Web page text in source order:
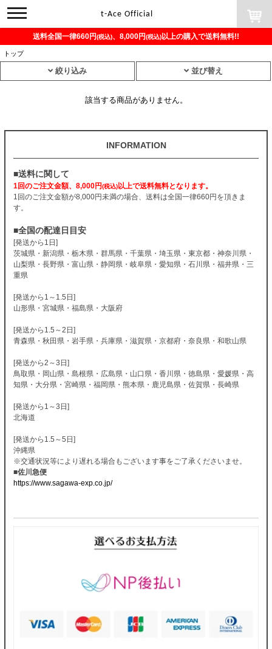
toggle
navigation
t-Ace Official
送料全国一律660円(税込)、8,000円(税込)以上の購入で送料無料!!
トップ
絞り込み 並び替え
該当する商品がありません。
INFORMATION
■送料に関して
1回のご注文金額、8,000円(税込)以上で送料無料となります。
1回のご注文金額が8,000円未満の場合、送料は全国一律660円を頂きま
す。
■全国の配達日目安
[発送から1日]
茨城県・新潟県・栃木県・群馬県・千葉県・埼玉県・東京都・神奈川県・
山梨県・長野県・富山県・静岡県・岐阜県・愛知県・石川県・福井県・三
重県
[発送から1～1.5日]
山形県・宮城県・福島県・大阪府
[発送から1.5～2日]
青森県・秋田県・岩手県・兵庫県・滋賀県・京都府・奈良県・和歌山県
[発送から2～3日]
鳥取県・岡山県・島根県・広島県・山口県・香川県・徳島県・愛媛県・高
知県・大分県・宮崎県・福岡県・熊本県・鹿児島県・佐賀県・長崎県
[発送から1～3日]
北海道
[発送から1.5～5日]
沖縄県
※交通状況等により遅れる場合もございます事をご了承くださいませ。
■佐川急便
https://www.sagawa-exp.co.jp/